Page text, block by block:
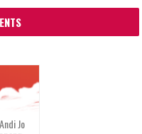
Jo